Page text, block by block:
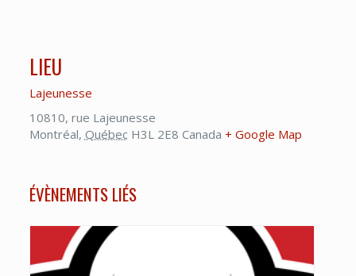
LIEU
Lajeunesse
10810, rue Lajeunesse
Montréal, Québec H3L 2E8 Canada + Google Map
ÉVÈNEMENTS LIÉS